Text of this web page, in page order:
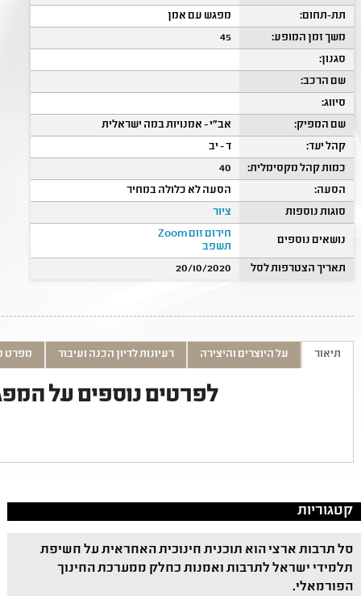
תת-תחום:
מפגש עם אמן
משך זמן המופע:
45
סגנון:
שם הרכב:
סיווג:
שם המפיק:
אב"י - אמנויות במה ישראלית
קהל יעד:
ד - יב
כמות קהל מקסימלית:
40
הסעה:
הסעה לא כלולה במחיר
סוגות נוספות
ציור
נושאים נוספים
חירום זום Zoom
תשפב
תאריך הצטרפות לסל
20/10/2020
תיאור על היוצרים והיצירה רעיונות לדיון הכנה ועיבוד מפרט
לפרטים נוספים על
קטגוריות
סל תרבות ארצי הוא תוכנית חינוכית האחראית על חשיפת
תלמידי ישראל לתרבות ואמנות כחלק ממערכת החינוך
הפורמאלי.